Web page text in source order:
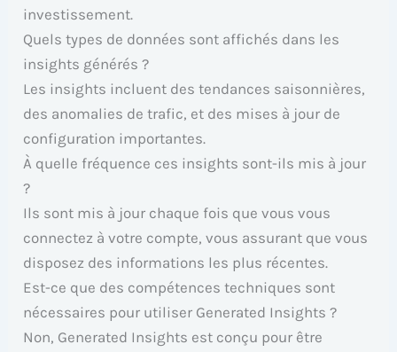
investissement.
Quels types de données sont affichés dans les
insights générés ?
Les insights incluent des tendances saisonnières,
des anomalies de trafic, et des mises à jour de
configuration importantes.
À quelle fréquence ces insights sont-ils mis à jour
?
Ils sont mis à jour chaque fois que vous vous
connectez à votre compte, vous assurant que vous
disposez des informations les plus récentes.
Est-ce que des compétences techniques sont
nécessaires pour utiliser Generated Insights ?
Non, Generated Insights est conçu pour être